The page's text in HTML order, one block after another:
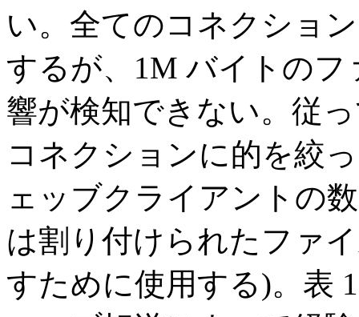
い。全てのコネクショ
するが、1M バイトの
響が検知できない。従
コネクションに的を絞
ェッブクライアントの
は割り付けられたファ
すために使用する)。表